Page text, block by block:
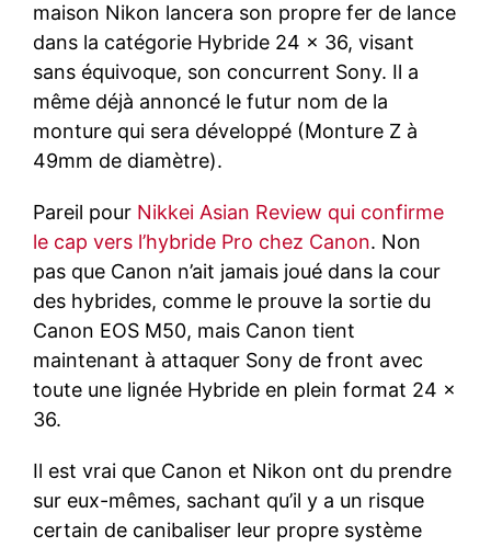
maison Nikon lancera son propre fer de lance
dans la catégorie Hybride 24 x 36, visant
sans équivoque, son concurrent Sony. Il a
même déjà annoncé le futur nom de la
monture qui sera développé (Monture Z à
49mm de diamètre).
Pareil pour Nikkei Asian Review qui confirme
le cap vers l’hybride Pro chez Canon. Non
pas que Canon n’ait jamais joué dans la cour
des hybrides, comme le prouve la sortie du
Canon EOS M50, mais Canon tient
maintenant à attaquer Sony de front avec
toute une lignée Hybride en plein format 24 x
36.
Il est vrai que Canon et Nikon ont du prendre
sur eux-mêmes, sachant qu’il y a un risque
certain de canibaliser leur propre système